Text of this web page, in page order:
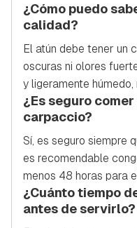
¿Cómo puedo
calidad?
El atún debe tener un
oscuras ni olores
y ligeramente
¿Es seguro
carpaccio?
Sí, es seguro siempre
es recomendable
menos 48 horas para
¿Cuánto tiempo
antes de servirlo?